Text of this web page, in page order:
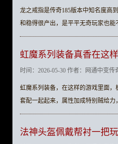
龙之戒指是传奇185版本中知名度高
和稳得很产出，是平平无奇玩家也
虹魔系列装备真香在这
时间：2026-05-30 作者：网通中变传
虹魔系列装备，在这样的游戏里面
套配一起起来，属性加成特别贼给
法神头盔佩戴帮衬一把